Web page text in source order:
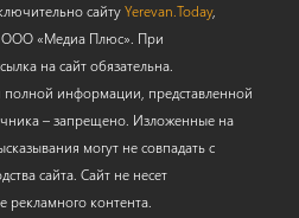
сайтуYerevan.Today,
ООО «Медиа Плюс». При
на сайт обязательна.
полной информации, представленной
– запрещено. Изложенные на
могут не совпадать с
сайта. Сайт не несет
рекламного контента.